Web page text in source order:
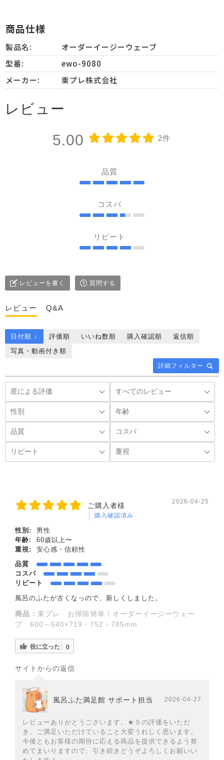
商品仕様
製品名:
オーダーイージーウェーブ
型番:
ewo-9080
メーカー:
東プレ株式会社
レビュー
5.00 2件
品質
コスパ
リピート
レビューを書く 質問する
レビュー Q&A
詳細フィルター
日付順 ↓ 評価順 いいね数順 購入確認順
返信順
写真・動画付き順
ご購入者様
購入確認済み
2026-04-25
性別:
男性
年齢:
60歳以上〜
重視:
安心感・信頼性
品質
コスパ
リピート
風呂のふたが古くなっので、新しくしました。
商品： 東プレ お掃除簡単！オーダーイージーウェー
ブ 600～640×719・752・785mm
役に立った 0
サイトからの返信
風呂ふた満足館 サポート担当 2026-04-27
レビューありがとうございます。★５の評価をいただ
き、ご満足いただけていること大変うれしく思います。
今後ともお客様の期待に応える商品を提供できるよう努
めてまいりますので、引き続きどうぞよろしくお願いい